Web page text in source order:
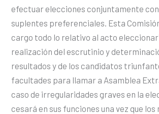
efectuar elecciones conjuntamente
suplentes preferenciales. Esta
cargo todo lo relativo al acto
realización del escrutinio y
resultados y de los candidatos
facultades para llamar a Asamblea
caso de irregularidades graves en la
cesará en sus funciones una vez que los